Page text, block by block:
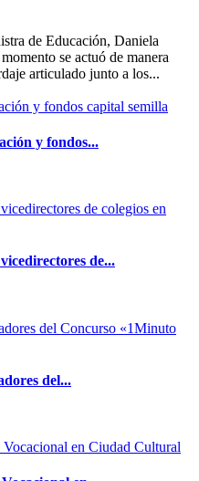
de Educación, Daniela
se actuó de manera
articulado junto a los...
y fondos...
de...
del...